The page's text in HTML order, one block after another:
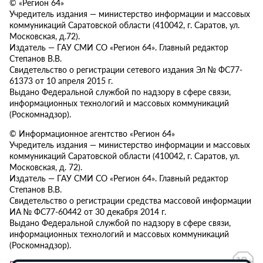
Учредитель издания — министерство информации и массовых
коммуникаций Саратовской области (410042, г. Саратов, ул.
Московская, д.72).
Издатель — ГАУ СМИ СО «Регион 64». Главный редактор
Степанов В.В.
Свидетельство о регистрации сетевого издания Эл № ФС77-
61373 от 10 апреля 2015 г.
Выдано Федеральной службой по надзору в сфере связи,
информационных технологий и массовых коммуникаций
(Роскомнадзор).
© Информационное агентство «Регион 64»
Учредитель издания — министерство информации и массовых
коммуникаций Саратовской области (410042, г. Саратов, ул.
Московская, д. 72).
Издатель — ГАУ СМИ СО «Регион 64». Главный редактор
Степанов В.В.
Свидетельство о регистрации средства массовой информации
ИА № ФС77-60442 от 30 декабря 2014 г.
Выдано Федеральной службой по надзору в сфере связи,
информационных технологий и массовых коммуникаций
(Роскомнадзор).